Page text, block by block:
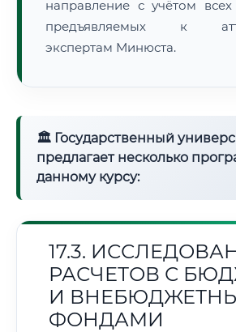
направление с учётом всех
предъявляемых к
экспертам Минюста.
🏛 Государственный
предлагает несколько
данному курсу:
17.3.
РАСЧЕТОВ С
И
ФОНДАМИ